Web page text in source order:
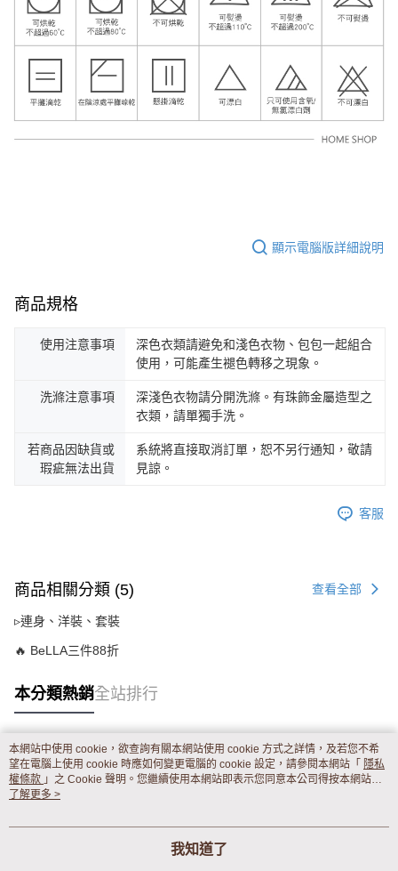
顯示電腦版詳細說明
商品規格
使用注意事項
深色衣類請避免和淺色衣物、包包一起組合
使用，可能產生褪色轉移之現象。
洗滌注意事項
深淺色衣物請分開洗滌。有珠飾金屬造型之
衣類，請單獨手洗。
若商品因缺貨或
瑕疵無法出貨
系統將直接取消訂單，恕不另行通知，敬請
見諒。
客服
商品相關分類 (5) 查看全部
▹連身、洋裝、套裝
🔥 BeLLA三件88折
本分類熱銷全站排行
熱門標籤
本網站中使用 cookie，欲查詢有關本網站使用 cookie 方式之詳情，及若您不希
望在電腦上使用 cookie 時應如何變更電腦的 cookie 設定，請參閱本網站「 隱私
權條款 」之 Cookie 聲明。您繼續使用本網站即表示您同意本公司得按本網站使
用條款之 Cookie 聲明使用 cookie。
了解更多 >
我知道了